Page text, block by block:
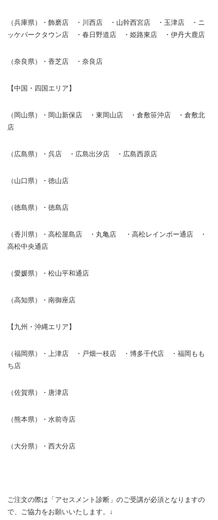
（兵庫県）・飾磨店 ・川西店 ・山幹西宮店 ・玉津店 ・ニ
ッケパークタウン店 ・春日野道店 ・姫路東店 ・伊丹大鹿店
（奈良県）・香芝店 ・奈良店
【中国・四国エリア】
（岡山県）・岡山新保店 ・東岡山店 ・倉敷笹沖店 ・倉敷北
店
（広島県）・呉店 ・広島出汐店 ・広島西原店
（山口県）・徳山店
（徳島県）・徳島店
（香川県）・高松屋島店 ・丸亀店 ・高松レインボー通店 ・
高松中央通店
（愛媛県）・松山平和通店
（高知県）・南御座店
【九州・沖縄エリア】
（福岡県）・上津店 ・戸畑一枝店 ・博多千代店 ・福岡もも
ち店
（佐賀県）・唐津店
（熊本県）・水前寺店
（大分県）・西大分店
ご注文の際は「アセスメント診断」のご受講が必須となりますの
で、ご協力をお願いいたします。↓